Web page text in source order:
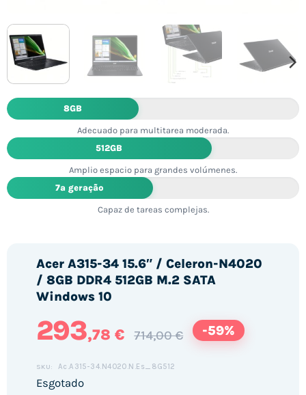
8GB
Adecuado para multitarea moderada.
512GB
Amplio espacio para grandes volúmenes.
7ª geração
Capaz de tareas complejas.
Acer A315-34 15.6″ / Celeron-N4020
/ 8GB DDR4 512GB M.2 SATA
Windows 10
293,78 € 714,00 € -59%
SKU: Ac.A315-34.N4020.N.Es_8G512
Esgotado